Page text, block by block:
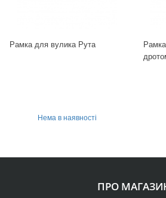
Рамка для вулика Рута
Нема в наявності
ПРО